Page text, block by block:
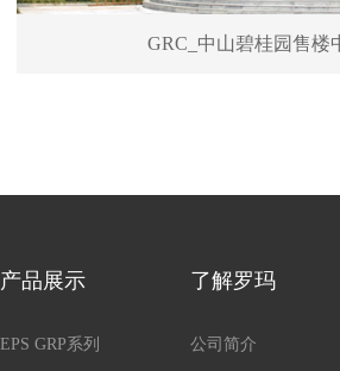
GRC_中山碧桂园售楼
产品展示
EPS GRP系列
了解罗玛
公司简介